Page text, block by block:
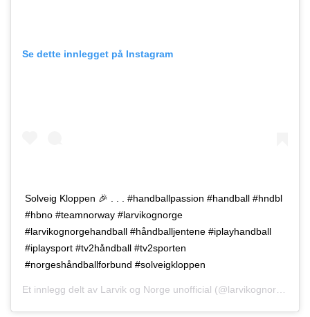
Se dette innlegget på Instagram
Solveig Kloppen 🎉 . . . #handballpassion #handball #hndbl
#hbno #teamnorway #larvikognorge
#larvikognorgehandball #håndballjentene #iplayhandball
#iplaysport #tv2håndball #tv2sporten
#norgeshåndballforbund #solveigkloppen
Et innlegg delt av Larvik og Norge unofficial (@larvikognorge)